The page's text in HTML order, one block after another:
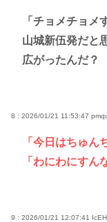
「チョメチョメ
山城新伍発だと
広がったんだ？
8 : 2026/01/21 11:53:47
「今日はちゅん
「わにわにすん
9 : 2026/01/21 12:07:41